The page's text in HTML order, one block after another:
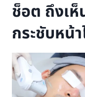
ช็อต ถึงเ
กระชับหน้